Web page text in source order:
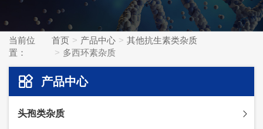
当前位
置：
首页 产品中心
其他抗生素类杂质
多西环素杂质
产品中心
头孢类杂质